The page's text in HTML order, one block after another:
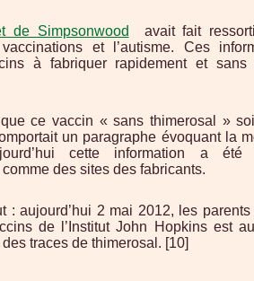
de Simpsonwood
avait fait
et l’autisme. Ces
à fabriquer rapidement et
ce vaccin « sans thimerosal »
un paragraphe évoquant la
cette information a
des sites des fabricants.
: aujourd’hui 2 mai 2012, les
de l’Institut John Hopkins est
traces de thimerosal. [10]